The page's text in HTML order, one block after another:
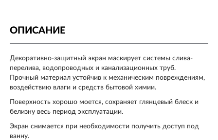
ОПИСАНИЕ
Декоративно-защитный экран маскирует системы слива-
перелива, водопроводных и канализационных труб.
Прочный материал устойчив к механическим повреждениям,
воздействию влаги и средств бытовой химии.
Поверхность хорошо моется, сохраняет глянцевый блеск и
белизну весь период эксплуатации.
Экран снимается при необходимости получить доступ под
ванну.